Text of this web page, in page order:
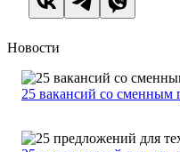
Новости
25 вакансий со сменным